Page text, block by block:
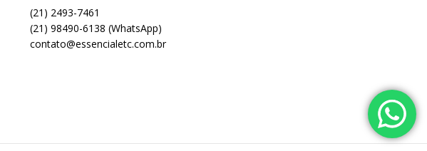
(21) 2493-7461
(21) 98490-6138 (WhatsApp)
contato@essencialetc.com.br